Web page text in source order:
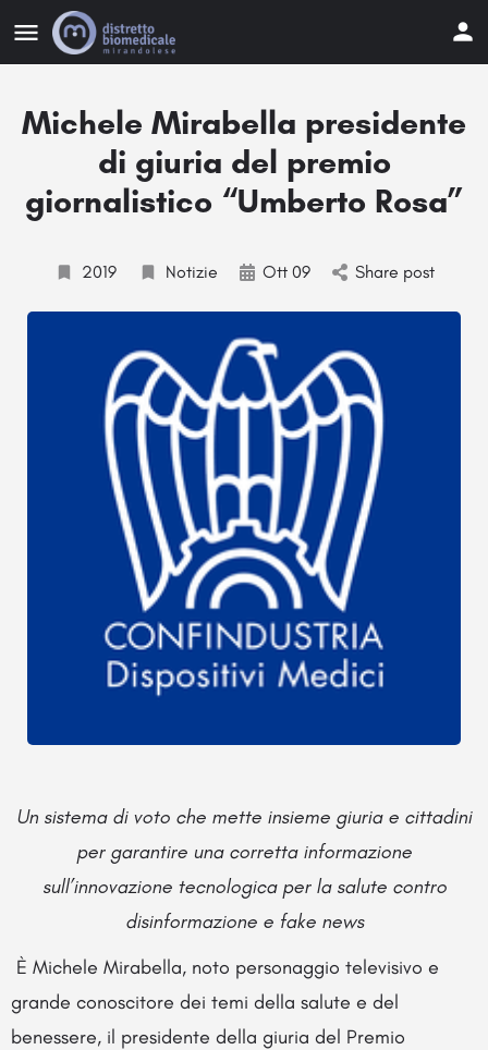
Michele Mirabella presidente
di giuria del premio
giornalistico “Umberto Rosa”
2019 Notizie Ott 09 Share post
Un sistema di voto che mette insieme giuria e cittadini
per garantire una corretta informazione
sull’innovazione tecnologica per la salute contro
disinformazione efake news
È Michele Mirabella, noto personaggio televisivo e
grande conoscitore dei temi della salute e del
benessere, il presidente della giuria del Premio